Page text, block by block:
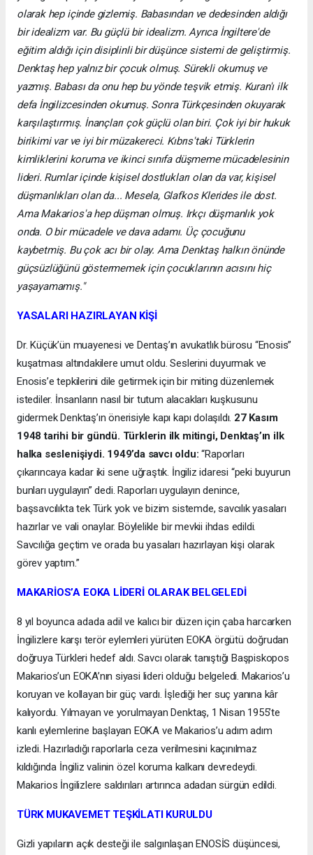
olarak hep içinde gizlemiş. Babasından ve dedesinden aldığı
bir idealizm var. Bu güçlü bir idealizm. Ayrıca İngiltere'de
eğitim aldığı için disiplinli bir düşünce sistemi de geliştirmiş.
Denktaş hep yalnız bir çocuk olmuş. Sürekli okumuş ve
yazmış. Babası da onu hep bu yönde teşvik etmiş. Kuran'ı ilk
defa İngilizcesinden okumuş. Sonra Türkçesinden okuyarak
karşılaştırmış. İnançları çok güçlü olan biri. Çok iyi bir hukuk
birikimi var ve iyi bir müzakereci. Kıbrıs'taki Türklerin
kimliklerini koruma ve ikinci sınıfa düşmeme mücadelesinin
lideri. Rumlar içinde kişisel dostlukları olan da var, kişisel
düşmanlıkları olan da... Mesela, Glafkos Klerides ile dost.
Ama Makarios'a hep düşman olmuş. Irkçı düşmanlık yok
onda. O bir mücadele ve dava adamı. Üç çocuğunu
kaybetmiş. Bu çok acı bir olay. Ama Denktaş halkın önünde
güçsüzlüğünü göstermemek için çocuklarının acısını hiç
yaşayamamış."
YASALARI HAZIRLAYAN KİŞİ
Dr. Küçük’ün muayenesi ve Dentaş’ın avukatlık bürosu “Enosis”
kuşatması altındakilere umut oldu. Seslerini duyurmak ve
Enosis’e tepkilerini dile getirmek için bir miting düzenlemek
istediler. İnsanların nasıl bir tutum alacakları kuşkusunu
gidermek Denktaş’ın önerisiyle kapı kapı dolaşıldı. 27 Kasım
1948 tarihi bir gündü. Türklerin ilk mitingi, Denktaş’ın ilk
halka seslenişiydi. 1949’da savcı oldu:“Raporları
çıkarıncaya kadar iki sene uğraştık. İngiliz idaresi “peki buyurun
bunları uygulayın” dedi. Raporları uygulayın denince,
başsavcılıkta tek Türk yok ve bizim sistemde, savcılık yasaları
hazırlar ve vali onaylar. Böylelikle bir mevkii ihdas edildi.
Savcılığa geçtim ve orada bu yasaları hazırlayan kişi olarak
görev yaptım.”
MAKARİOS’A EOKA LİDERİ OLARAK BELGELEDİ
8 yıl boyunca adada adil ve kalıcı bir düzen için çaba harcarken
İngilizlere karşı terör eylemleri yürüten EOKA örgütü doğrudan
doğruya Türkleri hedef aldı. Savcı olarak tanıştığı Başpiskopos
Makarios’un EOKA’nın siyasi lideri olduğu belgeledi. Makarios’u
koruyan ve kollayan bir güç vardı. İşlediği her suç yanına kâr
kalıyordu. Yılmayan ve yorulmayan Denktaş, 1 Nisan 1955’te
kanlı eylemlerine başlayan EOKA ve Makarios’u adım adım
izledi. Hazırladığı raporlarla ceza verilmesini kaçınılmaz
kıldığında İngiliz valinin özel koruma kalkanı devredeydi.
Makarios İngilizlere saldırıları artırınca adadan sürgün edildi.
TÜRK MUKAVEMET TEŞKİLATI KURULDU
Gizli yapıların açık desteği ile salgınlaşan ENOSİS düşüncesi,